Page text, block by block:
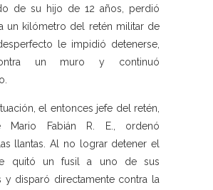
de su hijo de 12 años, perdió
un kilómetro del retén militar de
le impidió detenerse,
un muro y continuó
el entonces jefe del retén,
Mario Fabián R. E., ordenó
llantas. Al no lograr detener el
quitó un fusil a uno de sus
y disparó directamente contra la